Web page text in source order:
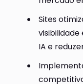
Sites
IA e